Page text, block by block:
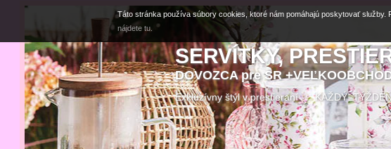
SERVÍTKY,
DOVOZCA pre SR
Exkluzívny štýl v prestieraní KAŽDÝ TÝŽDEŇ
Táto stránka používa súbory cookies, ktoré nám pomáhajú poskytovať
nájdete tu.